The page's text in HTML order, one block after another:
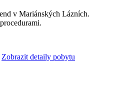
v Mariánských Lázních.
Zobrazit detaily pobytu